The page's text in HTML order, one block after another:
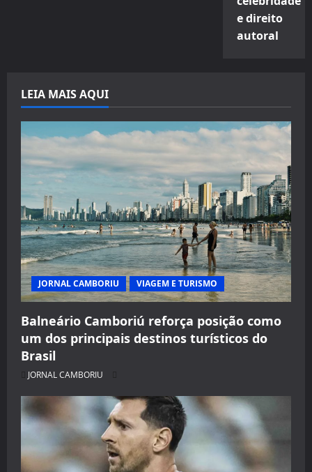
e direito
autoral
LEIA MAIS AQUI
JORNAL CAMBORIU VIAGEM E TURISMO
Balneário Camboriú reforça posição como
um dos principais destinos turísticos do
Brasil
JORNAL CAMBORIU